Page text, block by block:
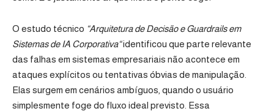
O estudo técnico “Arquitetura de Decisão e Guardrails em
Sistemas de IA Corporativa“identificou que parte relevante
das falhas em sistemas empresariais não acontece em
ataques explícitos ou tentativas óbvias de manipulação.
Elas surgem em cenários ambíguos, quando o usuário
simplesmente foge do fluxo ideal previsto. Essa